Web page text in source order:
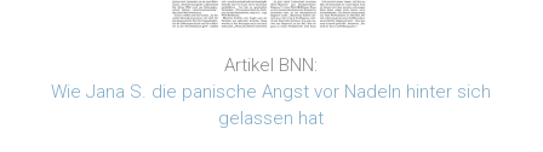
Artikel BNN:
Wie Jana S. die panische Angst vor Nadeln hinter sich
gelassen hat